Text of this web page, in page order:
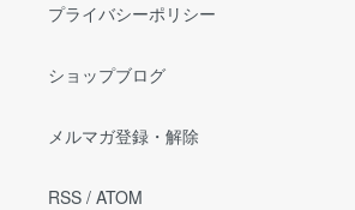
プライバシーポリシー
ショップブログ
メルマガ登録・解除
RSS / ATOM